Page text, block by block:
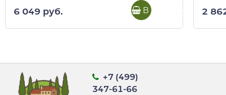
6 049 руб. В корзину 2
+7 (499)
347-61-66